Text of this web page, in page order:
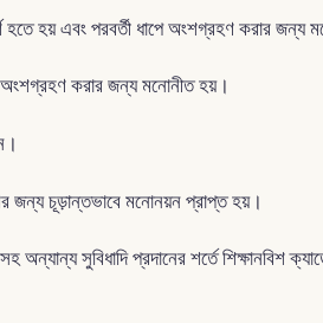
হতে হয় এবং পরবর্তী ধাপে অংশগ্রহণ করার জন্য
অংশগ্রহণ করার জন্য মনোনীত হয়।
জন্য চূড়ান্তভাবে মনোনয়ন প্রাপ্ত হয়।
সুবিধাদি প্রদানের শর্তে শিক্ষানবিশ